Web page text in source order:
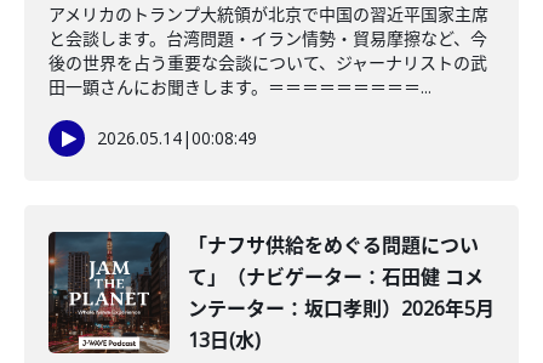
アメリカのトランプ大統領が北京で中国の習近平国家主席
と会談します。台湾問題・イラン情勢・貿易摩擦など、今
後の世界を占う重要な会談について、ジャーナリストの武
田一顕さんにお聞きします。＝＝＝＝＝＝＝＝＝...
2026.05.14|00:08:49
「ナフサ供給をめぐる問題につい
て」（ナビゲーター：石田健 コメ
ンテーター：坂口孝則）2026年5月
13日(水)